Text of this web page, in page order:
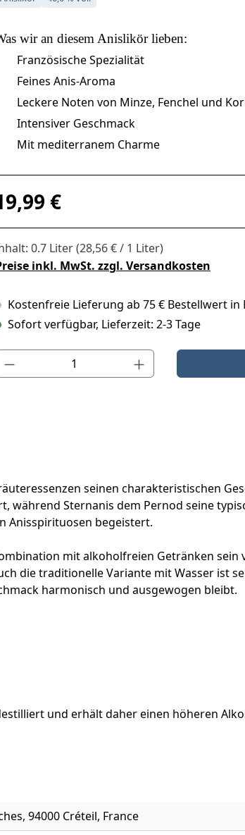
wir an diesem Anislikörlieben:
Französische Spezialität
Feines Anis-Aroma
Leckere Noten von Minze, Fenchel und
Intensiver Geschmack
Mit mediterranem Charme
Preis:
€
0.7 Liter(28,56 € / 1 Liter)
inkl. MwSt. zzgl. Versandkosten
Kostenfreie Lieferung ab 75 € Bestellwert in
Sofort verfügbar, Lieferzeit: 2-3 Tage
Anzahl: Gib den gewünschten Wert ein oder
seinen charakteristischen
Sternanis dem Pernod seine
Anisspirituosen begeistert.
mit alkoholfreien Getränken sein
die traditionelle Variante mit Wasser ist
harmonisch und ausgewogen bleibt.
und erhält daher einen höheren
94000 Créteil, France